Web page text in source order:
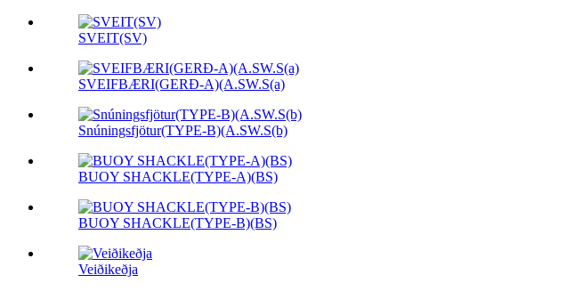
SVEIT(SV)
SVEIFBÆRI(GERÐ-A)(A.SW.S(a)
Snúningsfjötur(TYPE-B)(A.SW.S(b)
BUOY SHACKLE(TYPE-A)(BS)
BUOY SHACKLE(TYPE-B)(BS)
Veiðikeðja